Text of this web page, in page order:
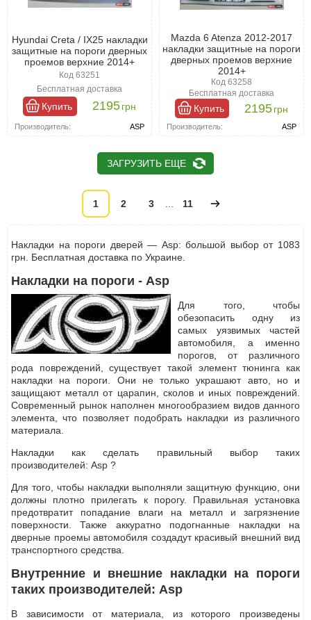
Hyundai Creta / IX25 накладки
защитные на пороги дверных
проемов верхние 2014+
Код 63251
Бесплатная доставка
Купить 2195грн
Производитель: ASP
Mazda 6 Atenza 2012-2017
накладки защитные на пороги
дверных проемов верхние
2014+
Код 63258
Бесплатная доставка
Купить 2195грн
Производитель: ASP
ЗАГРУЗИТЬ ЕЩЕ
1 2 3 11
Накладки на пороги дверей — Asp: большой выбор от 1083
грн. Бесплатная доставка по Украине.
Накладки на пороги - Asp
Для того, чтобы
обезопасить одну из
самых уязвимых частей
автомобиля, а именно
порогов, от различного
рода повреждений, существует такой элемент тюнинга как
накладки на пороги. Они не только украшают авто, но и
защищают металл от царапин, сколов и иных повреждений.
Современный рынок наполнен многообразием видов данного
элемента, что позволяет подобрать накладки из различного
материала.
Накладки как сделать правильный выбор таких
производителей: Asp ?
Для того, чтобы накладки выполняли защитную функцию, они
должны плотно прилегать к порогу. Правильная установка
предотвратит попадание влаги на металл и загрязнение
поверхности. Также аккуратно подогнанные накладки на
дверные проемы автомобиля создадут красивый внешний вид
транспортного средства.
Внутренние и внешние накладки на пороги
таких производителей: Asp
В зависимости от материала, из которого произведены